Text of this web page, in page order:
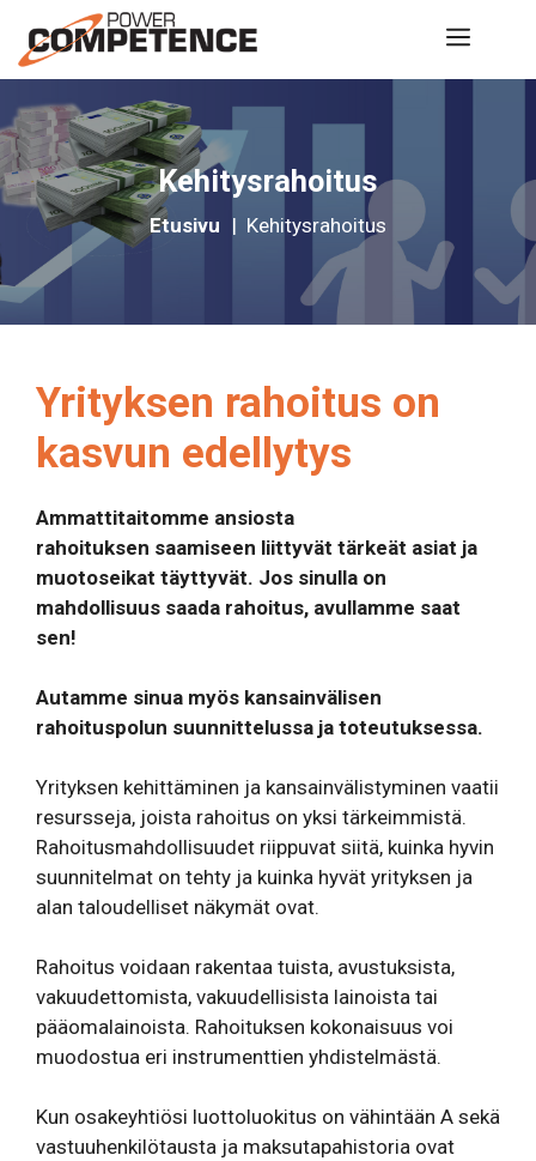
sisältöön
Kehitysrahoitus
Etusivu | Kehitysrahoitus
Yrityksen rahoitus on
kasvun edellytys
Ammattitaitomme ansiosta
rahoituksen saamiseen liittyvät tärkeät asiat ja
muotoseikat täyttyvät. Jos sinulla on
mahdollisuus saada rahoitus, avullamme saat
sen!
Autamme sinua myös kansainvälisen
rahoituspolun suunnittelussa ja toteutuksessa.
Yrityksen kehittäminen ja kansainvälistyminen vaatii
resursseja, joista rahoitus on yksi tärkeimmistä.
Rahoitusmahdollisuudet riippuvat siitä, kuinka hyvin
suunnitelmat on tehty ja kuinka hyvät yrityksen ja
alan taloudelliset näkymät ovat.
Rahoitus voidaan rakentaa tuista, avustuksista,
vakuudettomista, vakuudellisista lainoista tai
pääomalainoista. Rahoituksen kokonaisuus voi
muodostua eri instrumenttien yhdistelmästä.
Kun osakeyhtiösi luottoluokitus on vähintään A sekä
vastuuhenkilötausta ja maksutapahistoria ovat